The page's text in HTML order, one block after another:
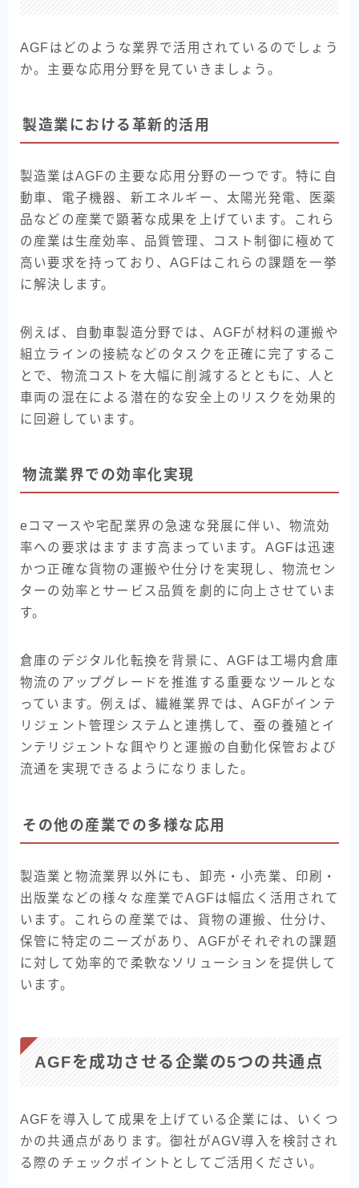
AGFはどのような業界で活用されているのでしょう
か。主要な応用分野を見ていきましょう。
製造業における革新的活用
製造業はAGFの主要な応用分野の一つです。特に自
動車、電子機器、新エネルギー、太陽光発電、医薬
品などの産業で顕著な成果を上げています。これら
の産業は生産効率、品質管理、コスト制御に極めて
高い要求を持っており、AGFはこれらの課題を一挙
に解決します。
例えば、自動車製造分野では、AGFが材料の運搬や
組立ラインの接続などのタスクを正確に完了するこ
とで、物流コストを大幅に削減するとともに、人と
車両の混在による潜在的な安全上のリスクを効果的
に回避しています。
物流業界での効率化実現
eコマースや宅配業界の急速な発展に伴い、物流効
率への要求はますます高まっています。AGFは迅速
かつ正確な貨物の運搬や仕分けを実現し、物流セン
ターの効率とサービス品質を劇的に向上させていま
す。
倉庫のデジタル化転換を背景に、AGFは工場内倉庫
物流のアップグレードを推進する重要なツールとな
っています。例えば、繊維業界では、AGFがインテ
リジェント管理システムと連携して、蚕の養殖とイ
ンテリジェントな餌やりと運搬の自動化保管および
流通を実現できるようになりました。
その他の産業での多様な応用
製造業と物流業界以外にも、卸売・小売業、印刷・
出版業などの様々な産業でAGFは幅広く活用されて
います。これらの産業では、貨物の運搬、仕分け、
保管に特定のニーズがあり、AGFがそれぞれの課題
に対して効率的で柔軟なソリューションを提供して
います。
AGFを成功させる企業の5つの共通点
AGFを導入して成果を上げている企業には、いくつ
かの共通点があります。御社がAGV導入を検討され
る際のチェックポイントとしてご活用ください。